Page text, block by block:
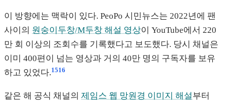
이 방향에는 맥락이 있다. PeoPo 시민뉴스는 2022년에 팬
사이의 원숭이두창/M두창 해설 영상이 YouTube에서 220
만 회 이상의 조회수를 기록했다고 보도했다. 당시 채널은
이미 400편이 넘는 영상과 거의 40만 명의 구독자를 보유
하고 있었다.1516
같은 해 공식 채널의 제임스 웹 망원경 이미지 해설 부터